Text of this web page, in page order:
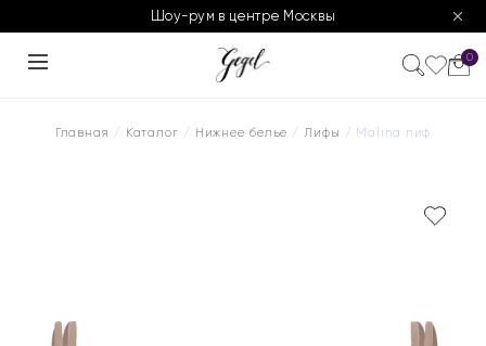
Шоу-рум в центре Москвы
0
Главная / Каталог / Нижнее белье /Лифы / Malina лиф